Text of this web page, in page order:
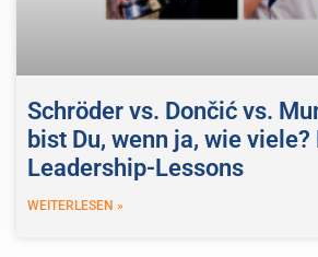
Schröder vs. Dončić vs.
bist Du, wenn ja, wie
Leadership-Lessons
WEITERLESEN »